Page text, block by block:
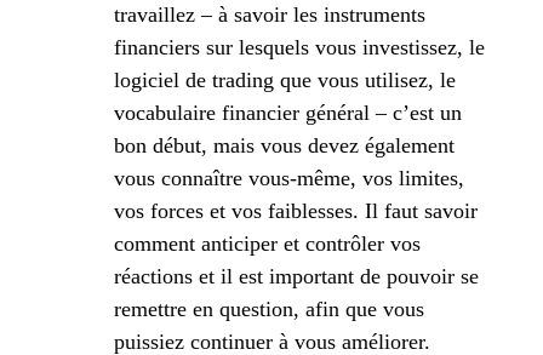
travaillez – à savoir les instruments
financiers sur lesquels vous investissez, le
logiciel de trading que vous utilisez, le
vocabulaire financier général – c’est un
bon début, mais vous devez également
vous connaître vous-même, vos limites,
vos forces et vos faiblesses. Il faut savoir
comment anticiper et contrôler vos
réactions et il est important de pouvoir se
remettre en question, afin que vous
puissiez continuer à vous améliorer.